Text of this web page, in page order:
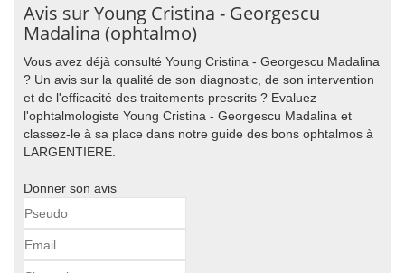
Avis sur Young Cristina - Georgescu
Madalina (ophtalmo)
Vous avez déjà consulté Young Cristina - Georgescu Madalina
? Un avis sur la qualité de son diagnostic, de son intervention
et de l'efficacité des traitements prescrits ? Evaluez
l'ophtalmologiste Young Cristina - Georgescu Madalina et
classez-le à sa place dans notre guide des bons ophtalmos à
LARGENTIERE.
Donner son avis